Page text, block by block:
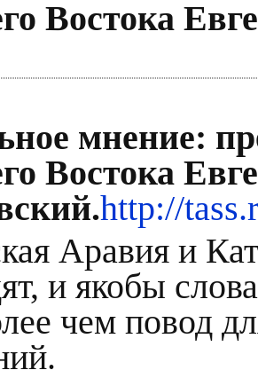
Востока
мнение:
Востока
http://
Аравия и
и якобы
чем повод